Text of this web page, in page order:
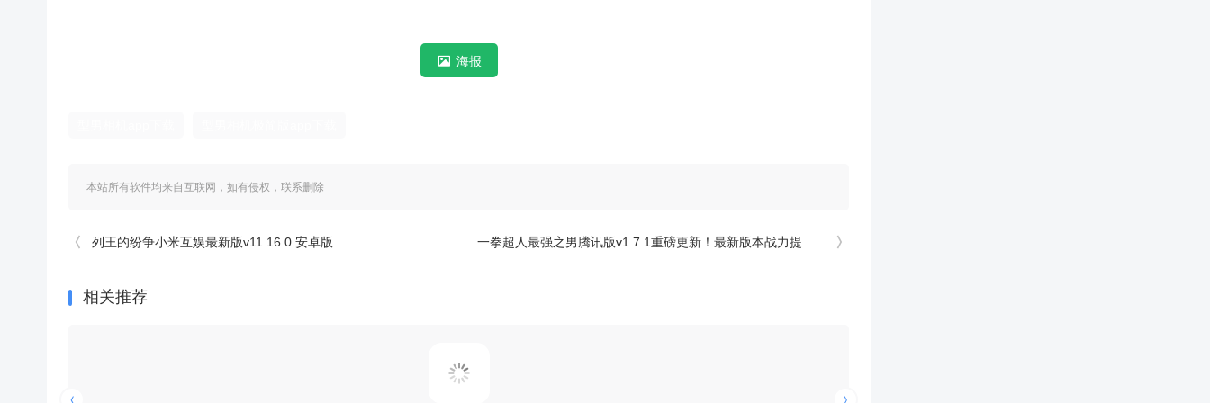
海报
本站所有软件均来自互联网，如有侵权，联系删除
列王的纷争小米互娱最新版v11.16.0 安卓版 一拳超人最强之男腾讯版v1.7.1重磅更新！最新版本战力提升全解析与实战攻略
相关推荐